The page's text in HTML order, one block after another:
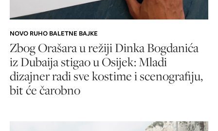
NOVO RUHO BALETNE BAJKE
Zbog Orašara u režiji Dinka Bogdanića
iz Dubaija stigao u Osijek: Mladi
dizajner radi sve kostime i scenografiju,
bit će čarobno